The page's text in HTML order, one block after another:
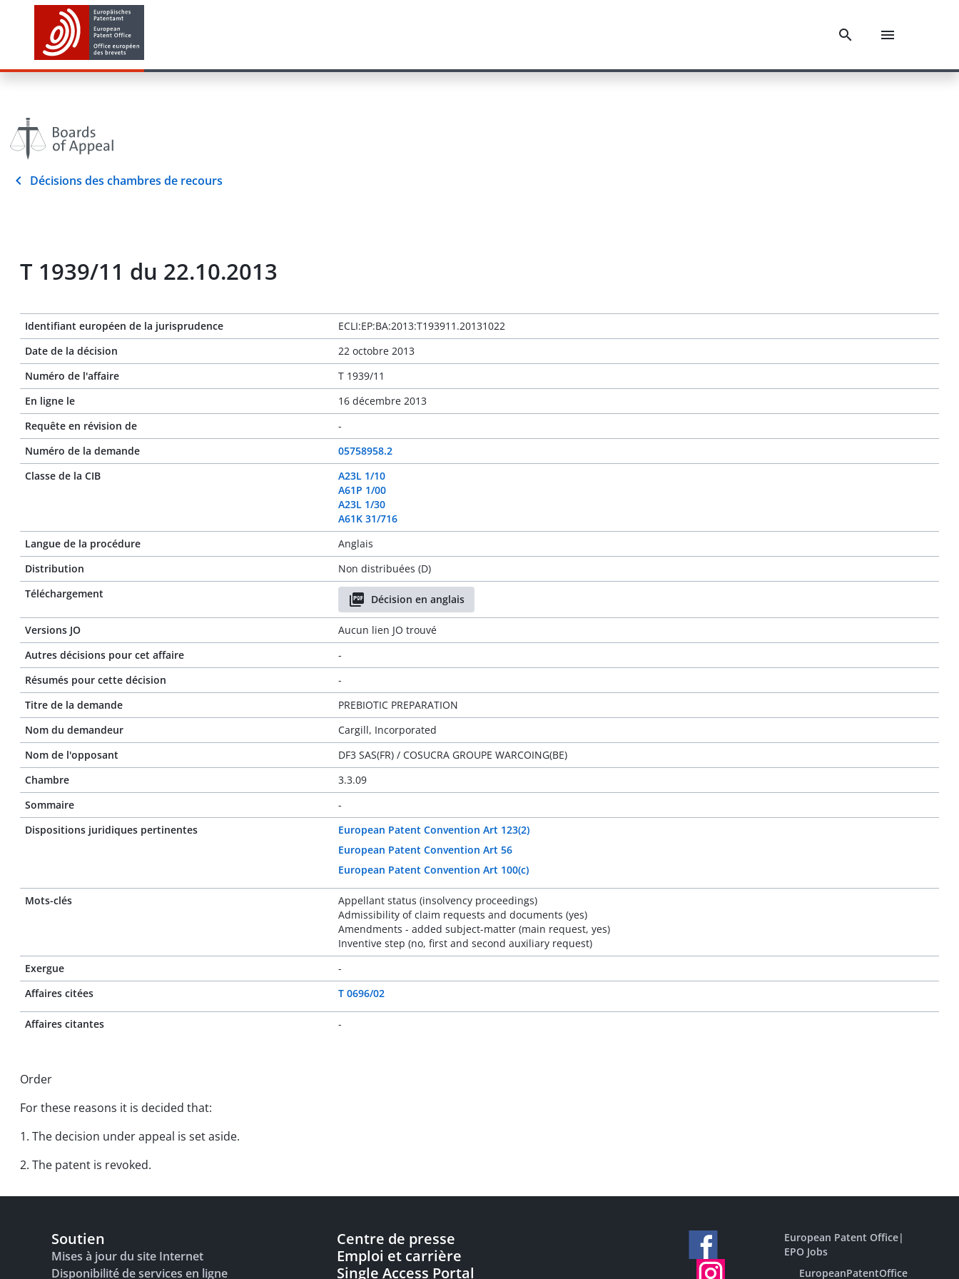
Décisions des chambres de recours
T 1939/11 du 22.10.2013
Identifiant européen de la jurisprudence
ECLI:EP:BA:2013:T193911.20131022
Date de la décision
22 octobre 2013
Numéro de l'affaire
T 1939/11
En ligne le
16 décembre 2013
Requête en révision de
-
Numéro de la demande
05758958.2
Classe de la CIB
A23L 1/10
A61P 1/00
A23L 1/30
A61K 31/716
Langue de la procédure
Anglais
Distribution
Non distribuées (D)
Téléchargement
Décision en anglais
Versions JO
Aucun lien JO trouvé
Autres décisions pour cet affaire
-
Résumés pour cette décision
-
Titre de la demande
PREBIOTIC PREPARATION
Nom du demandeur
Cargill, Incorporated
Nom de l'opposant
DF3 SAS(FR) / COSUCRA GROUPE WARCOING(BE)
Chambre
3.3.09
Sommaire
-
Dispositions juridiques pertinentes
European Patent Convention Art 123(2)
European Patent Convention Art 56
European Patent Convention Art 100(c)
Mots-clés
Appellant status (insolvency proceedings)
Admissibility of claim requests and documents (yes)
Amendments - added subject-matter (main request, yes)
Inventive step (no, first and second auxiliary request)
Exergue
-
Affaires citées
T 0696/02
Affaires citantes -
Order
For these reasons it is decided that:
1. The decision under appeal is set aside.
2. The patent is revoked.
Soutien
Mises à jour du site Internet
Disponibilité de services en ligne
Centre de presse
Emploi et carrière
Single Access Portal
European Patent Office|
EPO Jobs
EuropeanPatentOffice